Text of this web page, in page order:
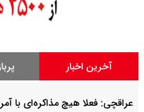
آخرین اخبار
عراقچی: فعلا هیچ مذاکره‌ای با